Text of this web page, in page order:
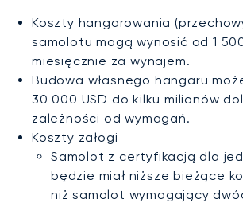
Koszty hangarowania
samolotu mogą wynosić od 1
miesięcznie za wynajem.
Budowa własnego hangaru
30 000 USD do kilku milionów
zależności od wymagań.
Koszty załogi
Samolot z certyfikacją dla
będzie miał niższe bieżące
niż samolot wymagający